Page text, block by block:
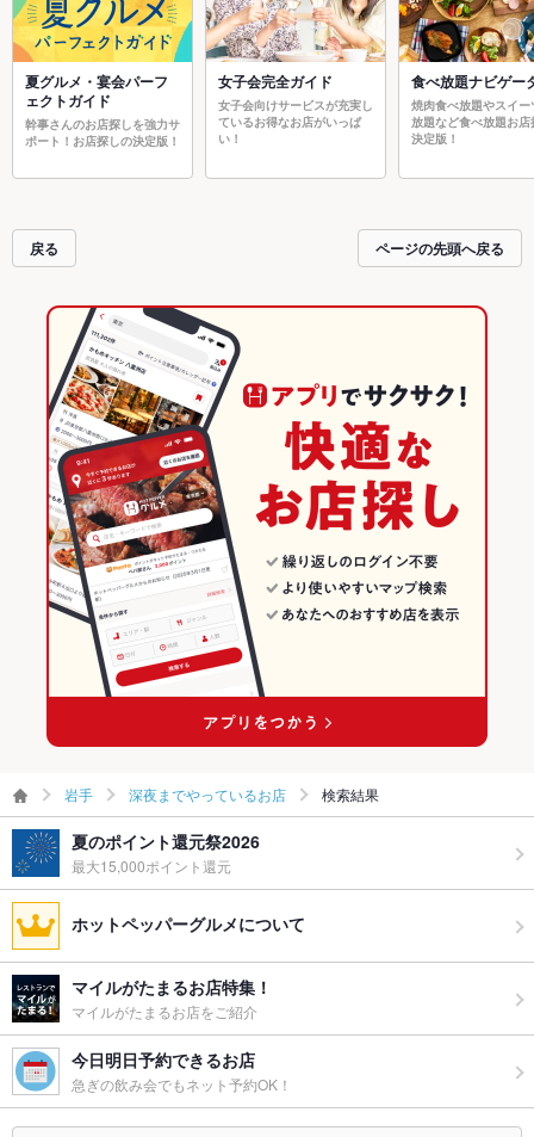
夏グルメ・宴会パーフ
ェクトガイド
幹事さんのお店探しを強力サ
ポート！お店探しの決定版！
女子会完全ガイド
女子会向けサービスが充実し
ているお得なお店がいっぱ
い！
食べ放題ナビゲー
焼肉食べ放題やスイー
放題など食べ放題お店
決定版！
戻る ページの先頭へ戻る
岩手 深夜までやっているお店 検索結果
夏のポイント還元祭2026
最大15,000ポイント還元
ホットペッパーグルメについて
マイルがたまるお店特集！
マイルがたまるお店をご紹介
今日明日予約できるお店
急ぎの飲み会でもネット予約OK！